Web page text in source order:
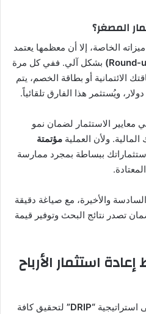
المصغر؟
الخاصة، إلا أن معظمها يعتمد
بشكل آلي. ففي كل مرة
الائتمانية أو بطاقة الخصم، يتم
ويُستثمر هذا الفارق تلقائياً.
معايير الاستثمار لضمان نمو
ولأن العملية مؤتمتة
ببساطة بمجرد ممارسة
والأخيرة، مع صياغة دقيقة
تصدر نتائج البحث وتوفير قيمة
استثمار الأرباح
استراتيجية “DRIP”
لتحقيق كافة